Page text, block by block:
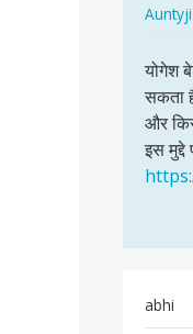
Auntyji
योगेश
बेटे,
क्या
आपको
नहीं…
योगेश
सकता
और
इस
abhi